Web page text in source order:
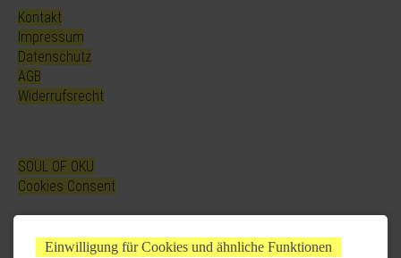
Kontakt
Impressum
Datenschutz
AGB
Widerrufsrecht
SOUL OF OKU
Cookies Consent
Einwilligung für Cookies und ähnliche Funktionen